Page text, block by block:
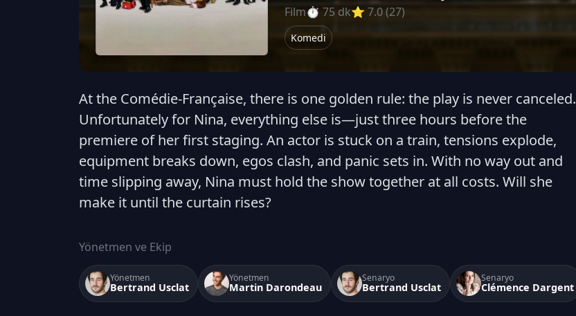
Film⏱ 75 dk⭐ 7.0 (27)
Komedi
At the Comédie-Française, there is one golden rule: the play is never canceled.
Unfortunately for Nina, everything else is—just three hours before the
premiere of her first staging. An actor is stuck on a train, tensions explode,
equipment breaks down, egos clash, and panic sets in. With no way out and
time slipping away, Nina must hold the show together at all costs. Will she
make it until the curtain rises?
Yönetmen ve Ekip
Yönetmen
Bertrand Usclat
Yönetmen
Martin Darondeau
Senaryo
Bertrand Usclat
Senaryo
Clémence Dargent